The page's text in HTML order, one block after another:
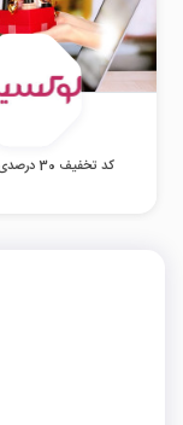
کد تخفیف 30 درصدی لوکس ایرانا